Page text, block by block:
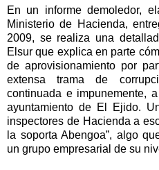
En un informe demoledor,
Ministerio de Hacienda,
2009, se realiza una
Elsur que explica en parte
de aprovisionamiento por
extensa trama de
continuada e impunemente,
ayuntamiento de El Ejido.
inspectores de Hacienda a
la soporta Abengoa”, algo
un grupo empresarial de su